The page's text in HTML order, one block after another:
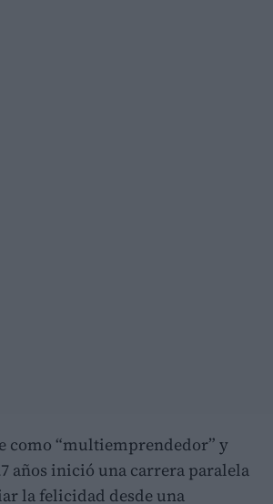
como “multiemprendedor” y
años inició una carrera paralela
la felicidad desde una